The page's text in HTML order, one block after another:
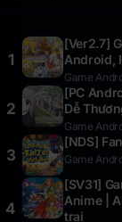
1
[Ver2.7]
Android,
Game
2
[PC
Dễ
Game
3
[NDS]
Game
4
[SV31]
Anime |
trại